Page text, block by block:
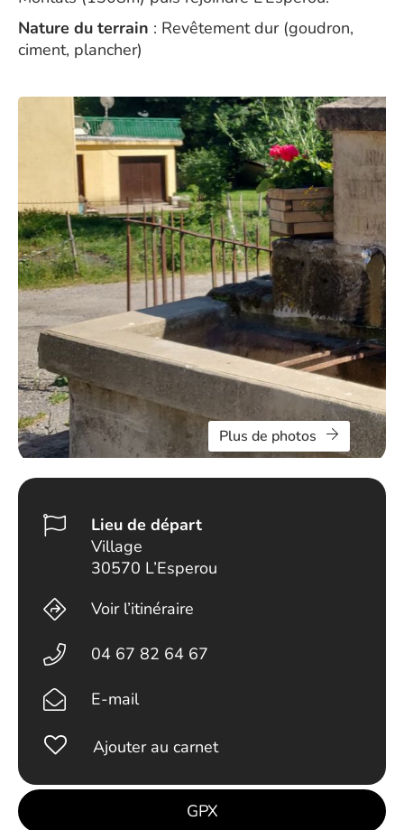
Nature du terrain : Revêtement dur (goudron,
ciment, plancher)
Plus de photos
Lieu de départ
Village
30570 L’Esperou
Voir l’itinéraire
04 67 82 64 67
E-mail
Ajouter au carnet
GPX